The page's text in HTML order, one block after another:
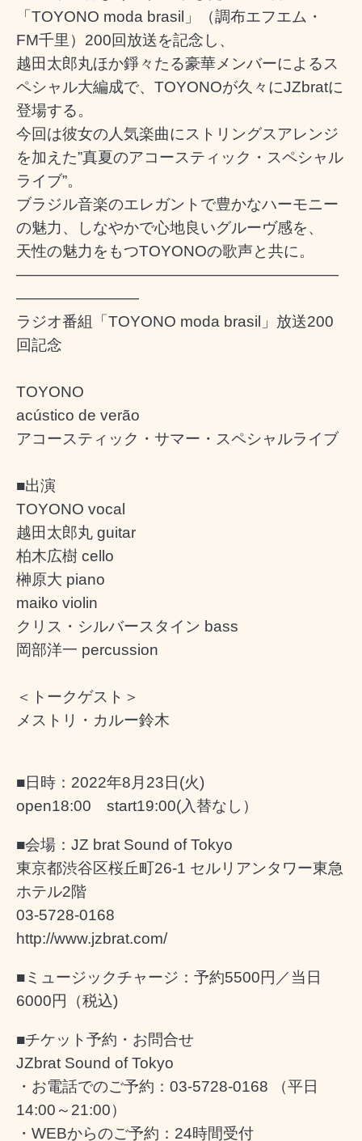
「TOYONO moda brasil」（調布エフエム・
FM千里）200回放送を記念し、
越田太郎丸ほか錚々たる豪華メンバーによるス
ペシャル大編成で、TOYONOが久々にJZbratに
登場する。
今回は彼女の人気楽曲にストリングスアレンジ
を加えた”真夏のアコースティック・スペシャル
ライブ”。
ブラジル音楽のエレガントで豊かなハーモニー
の魅力、しなやかで心地良いグルーヴ感を、
天性の魅力をもつTOYONOの歌声と共に。
―――――――――――――――――――――
――――――――
ラジオ番組「TOYONO moda brasil」放送200
回記念
TOYONO
acústico de verão
アコースティック・サマー・スペシャルライブ
■出演
TOYONO vocal
越田太郎丸 guitar
柏木広樹 cello
榊原大 piano
maiko violin
クリス・シルバースタイン bass
岡部洋一 percussion
＜トークゲスト＞
メストリ・カルー鈴木
■日時：2022年8月23日(火)
open18:00 start19:00(入替なし）
■会場：JZ brat Sound of Tokyo
東京都渋谷区桜丘町26-1 セルリアンタワー東急
ホテル2階
03-5728-0168
http://www.jzbrat.com/
■ミュージックチャージ：予約5500円／当日
6000円（税込)
■チケット予約・お問合せ
JZbrat Sound of Tokyo
・お電話でのご予約：03-5728-0168 （平日
14:00～21:00）
・WEBからのご予約：24時間受付